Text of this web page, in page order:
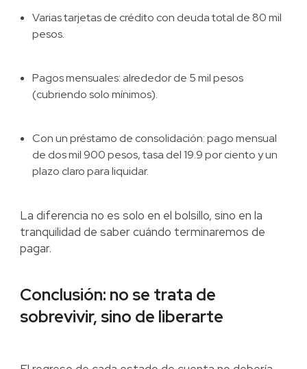
Varias tarjetas de crédito con deuda total de 80 mil
pesos.
Pagos mensuales: alrededor de 5 mil pesos
(cubriendo solo mínimos).
Con un préstamo de consolidación: pago mensual
de dos mil 900 pesos, tasa del 19.9 por ciento y un
plazo claro para liquidar.
La diferencia no es solo en el bolsillo, sino en la
tranquilidad de saber cuándo terminaremos de
pagar.
Conclusión: no se trata de
sobrevivir, sino de liberarte